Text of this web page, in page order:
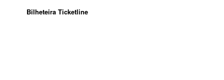
Bilheteira Ticketline